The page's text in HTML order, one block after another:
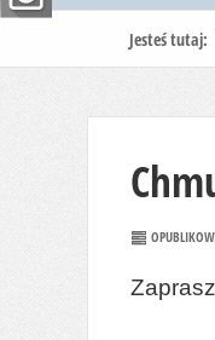
Jesteś tutaj: